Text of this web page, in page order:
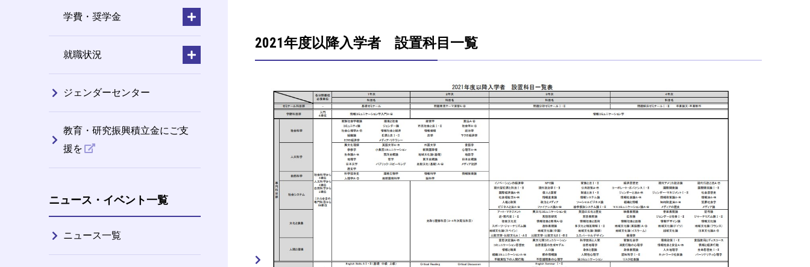
2021年度以降入学者 設置科目一覧
学費・奨学金
就職状況
ジェンダーセンター
教育・研究振興積立金にご支
援を
ニュース・イベント一覧
ニュース一覧